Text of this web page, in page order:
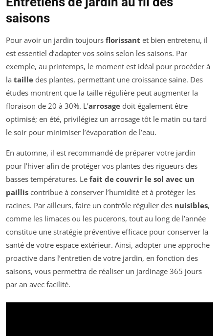
saisons
Pour avoir un jardin toujours florissant et bien entretenu, il
est essentiel d’adapter vos soins selon les saisons. Par
exemple, au printemps, le moment est idéal pour procéder à
la taille des plantes, permettant une croissance saine. Des
études montrent que la taille régulière peut augmenter la
floraison de 20 à 30%. L’arrosage doit également être
optimisé; en été, privilégiez un arrosage tôt le matin ou tard
le soir pour minimiser l’évaporation de l’eau.
En automne, il est recommandé de préparer votre jardin
pour l’hiver afin de protéger vos plantes des rigueurs des
basses températures. Le fait de couvrir le sol avec un
paillis contribue à conserver l’humidité et à protéger les
racines. Par ailleurs, faire un contrôle régulier des nuisibles,
comme les limaces ou les pucerons, tout au long de l’année
constitue une stratégie préventive efficace pour conserver la
santé de votre espace extérieur. Ainsi, adopter une approche
proactive dans l’entretien de votre jardin, en fonction des
saisons, vous permettra de réaliser un jardinage 365 jours
par an avec facilité.